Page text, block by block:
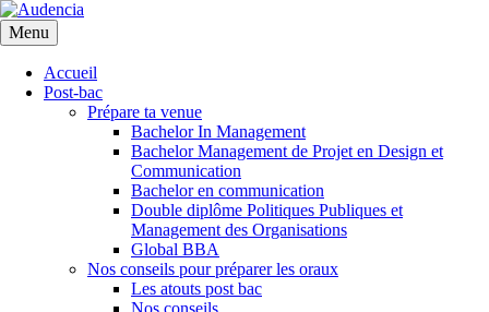
Aller
au
contenu
principal
Menu
Accueil
Post-bac
Prépare ta venue
Bachelor In Management
Bachelor Management de Projet en Design et
Communication
Bachelor en communication
Double diplôme Politiques Publiques et
Management des Organisations
Global BBA
Nos conseils pour préparer les oraux
Les atouts post bac
Nos conseils